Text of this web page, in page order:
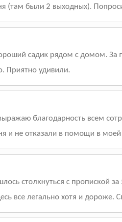
(там были 2 выходных).
садик рядом с домом. За
Приятно удивили.
благодарность всем
и не отказали в помощи в моей
столкнуться с пропиской
все легально хотя и дороже.